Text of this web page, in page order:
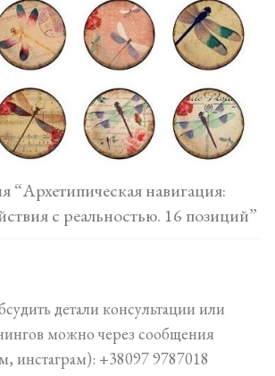
“Архетипическая навигация:
с реальностью. 16 позиций”
детали консультации или
можно через сообщения
инстаграм): +38097 9787018